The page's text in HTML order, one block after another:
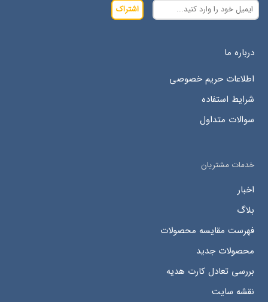
اشتراک
درباره ما
اطلاعات حریم خصوصی
شرایط استفاده
سوالات متداول
خدمات مشتریان
اخبار
بلاگ
فهرست مقایسه محصولات
محصولات جدید
بررسی تعادل کارت هدیه
نقشه سایت